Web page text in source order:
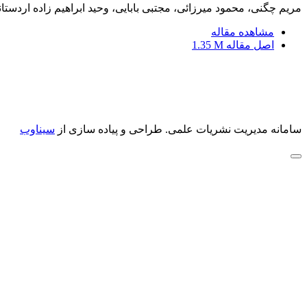
مریم چگنی، محمود میرزائی، مجتبی بابایی، وحید ابراهیم زاده
مشاهده مقاله
اصل مقاله 1.35 M
سامانه مدیریت نشریات علمی. طراحی و پیاده سازی از سیناوب